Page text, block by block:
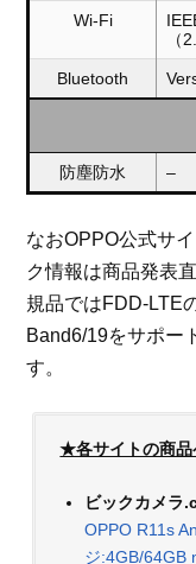
Wi-Fi
（
Bluetooth
防塵防水 –
なおOPPO公式サ
ク情報は商品発表
規品ではFDD-LTE
Band6/19をサポー
す。
★各サイトの商品
ビックカメラ
OPPO R11s
ジ:4GB/64GB